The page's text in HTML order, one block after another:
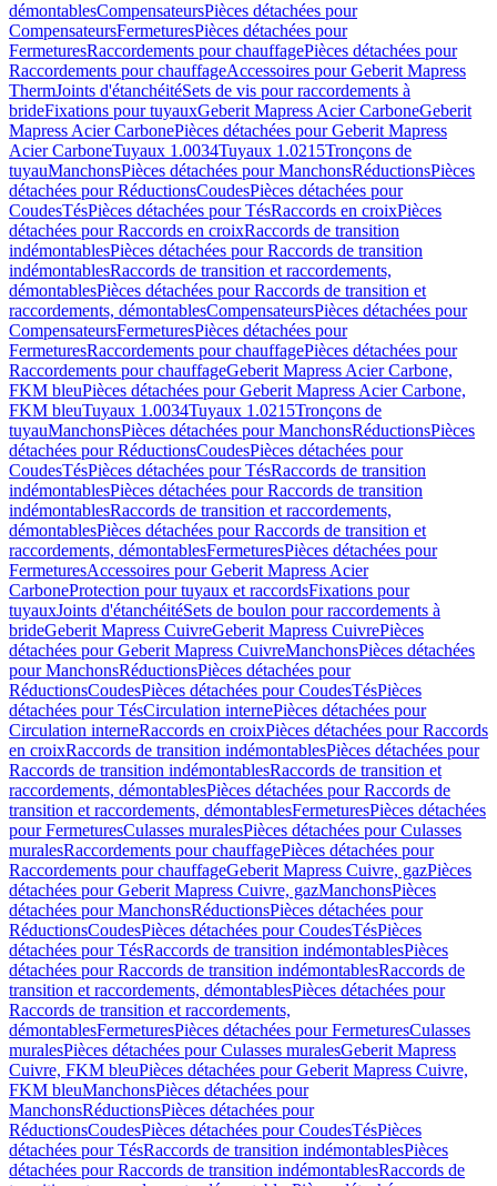
démontablesCompensateursPièces détachées pour
CompensateursFermeturesPièces détachées pour
FermeturesRaccordements pour chauffagePièces détachées pour
Raccordements pour chauffageAccessoires pour Geberit Mapress
ThermJoints d'étanchéitéSets de vis pour raccordements à
brideFixations pour tuyauxGeberit Mapress Acier CarboneGeberit
Mapress Acier CarbonePièces détachées pour Geberit Mapress
Acier CarboneTuyaux 1.0034Tuyaux 1.0215Tronçons de
tuyauManchonsPièces détachées pour ManchonsRéductionsPièces
détachées pour RéductionsCoudesPièces détachées pour
CoudesTésPièces détachées pour TésRaccords en croixPièces
détachées pour Raccords en croixRaccords de transition
indémontablesPièces détachées pour Raccords de transition
indémontablesRaccords de transition et raccordements,
démontablesPièces détachées pour Raccords de transition et
raccordements, démontablesCompensateursPièces détachées pour
CompensateursFermeturesPièces détachées pour
FermeturesRaccordements pour chauffagePièces détachées pour
Raccordements pour chauffageGeberit Mapress Acier Carbone,
FKM bleuPièces détachées pour Geberit Mapress Acier Carbone,
FKM bleuTuyaux 1.0034Tuyaux 1.0215Tronçons de
tuyauManchonsPièces détachées pour ManchonsRéductionsPièces
détachées pour RéductionsCoudesPièces détachées pour
CoudesTésPièces détachées pour TésRaccords de transition
indémontablesPièces détachées pour Raccords de transition
indémontablesRaccords de transition et raccordements,
démontablesPièces détachées pour Raccords de transition et
raccordements, démontablesFermeturesPièces détachées pour
FermeturesAccessoires pour Geberit Mapress Acier
CarboneProtection pour tuyaux et raccordsFixations pour
tuyauxJoints d'étanchéitéSets de boulon pour raccordements à
brideGeberit Mapress CuivreGeberit Mapress CuivrePièces
détachées pour Geberit Mapress CuivreManchonsPièces détachées
pour ManchonsRéductionsPièces détachées pour
RéductionsCoudesPièces détachées pour CoudesTésPièces
détachées pour TésCirculation internePièces détachées pour
Circulation interneRaccords en croixPièces détachées pour Raccords
en croixRaccords de transition indémontablesPièces détachées pour
Raccords de transition indémontablesRaccords de transition et
raccordements, démontablesPièces détachées pour Raccords de
transition et raccordements, démontablesFermeturesPièces détachées
pour FermeturesCulasses muralesPièces détachées pour Culasses
muralesRaccordements pour chauffagePièces détachées pour
Raccordements pour chauffageGeberit Mapress Cuivre, gazPièces
détachées pour Geberit Mapress Cuivre, gazManchonsPièces
détachées pour ManchonsRéductionsPièces détachées pour
RéductionsCoudesPièces détachées pour CoudesTésPièces
détachées pour TésRaccords de transition indémontablesPièces
détachées pour Raccords de transition indémontablesRaccords de
transition et raccordements, démontablesPièces détachées pour
Raccords de transition et raccordements,
démontablesFermeturesPièces détachées pour FermeturesCulasses
muralesPièces détachées pour Culasses muralesGeberit Mapress
Cuivre, FKM bleuPièces détachées pour Geberit Mapress Cuivre,
FKM bleuManchonsPièces détachées pour
ManchonsRéductionsPièces détachées pour
RéductionsCoudesPièces détachées pour CoudesTésPièces
détachées pour TésRaccords de transition indémontablesPièces
détachées pour Raccords de transition indémontablesRaccords de